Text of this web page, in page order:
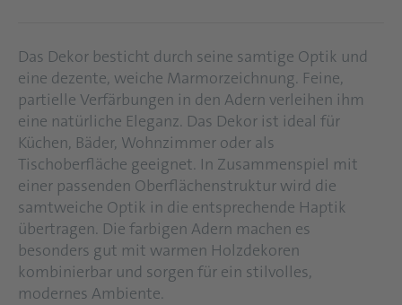
Das Dekor besticht durch seine samtige Optik und
eine dezente, weiche Marmorzeichnung. Feine,
partielle Verfärbungen in den Adern verleihen ihm
eine natürliche Eleganz. Das Dekor ist ideal für
Küchen, Bäder, Wohnzimmer oder als
Tischoberfläche geeignet. In Zusammenspiel mit
einer passenden Oberflächenstruktur wird die
samtweiche Optik in die entsprechende Haptik
übertragen. Die farbigen Adern machen es
besonders gut mit warmen Holzdekoren
kombinierbar und sorgen für ein stilvolles,
modernes Ambiente.